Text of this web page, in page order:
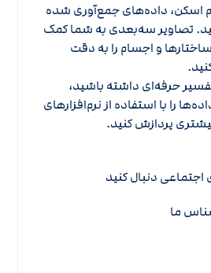
اسکن، داده‌های جمع‌آوری شده
تصاویر سه‌بعدی به شما کمک
و اجسام را به دقت
تفسیر حرفه‌ای داشته باشید،
را با استفاده از نرم‌افزارهای
پردازش کنید.
اجتماعی دنبال کنید
ما